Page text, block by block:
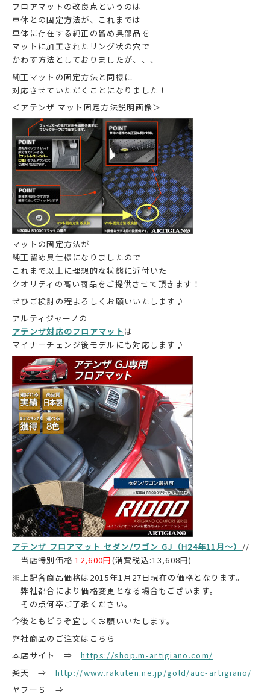
フロアマットの改良点というのは
車体との固定方法が、これまでは
車体に存在する純正の留め具部品を
マットに加工されたリング状の穴で
かわす方法としておりましたが、、、
純正マットの固定方法と同様に
対応させていただくことになりました！
＜アテンザ マット固定方法説明画像＞
マットの固定方法が
純正留め具仕様になりましたので
これまで以上に理想的な状態に近付いた
クオリティの高い商品をご提供させて頂きます！
ぜひご検討の程よろしくお願いいたします♪
アルティジャーノの
アテンザ対応のフロアマットは
マイナーチェンジ後モデルにも対応します♪
アテンザ フロアマット セダン/ワゴン GJ（H24年11月～） //
当店特別価格12,600円(消費税込:13,608円)
※上記各商品価格は2015年1月27日現在の価格となります。
弊社都合により価格変更となる場合もございます。
その点何卒ご了承ください。
今後ともどうぞ宜しくお願いいたします。
弊社商品のご注文はこちら
本店サイト ⇒https://shop.m-artigiano.com/
楽天 ⇒ http://www.rakuten.ne.jp/gold/auc-artigiano/
ヤフーＳ ⇒